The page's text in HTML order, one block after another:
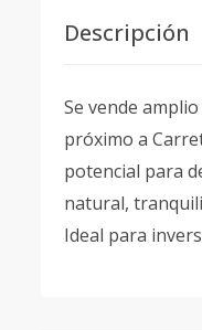
Descripción
Se vende
próximo a
potencial para
natural,
Ideal para